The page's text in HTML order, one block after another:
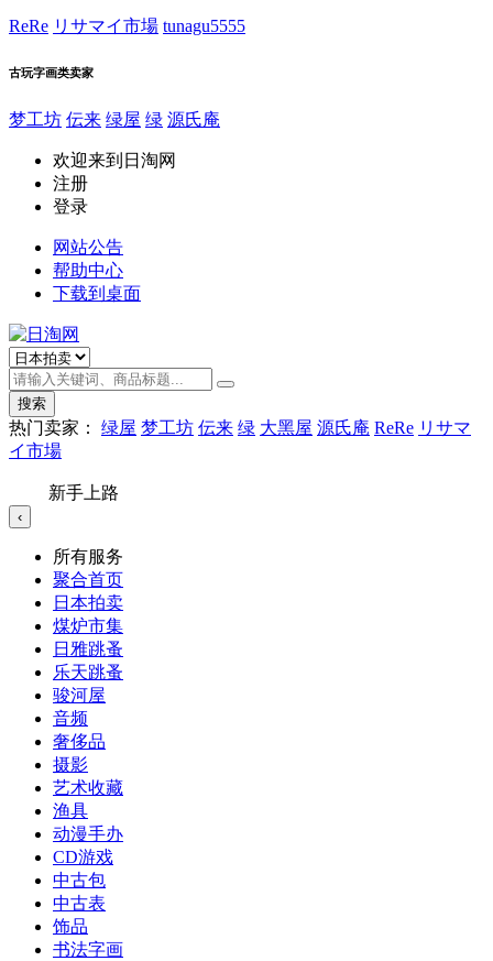
ReRe リサマイ市場 tunagu5555
古玩字画类卖家
梦工坊 伝来 绿屋 绿 源氏庵
欢迎来到日淘网
注册
登录
网站公告
帮助中心
下载到桌面
搜索
热门卖家： 绿屋 梦工坊 伝来 绿 大黑屋 源氏庵 ReRe リサマ
イ市場
新手上路
‹
所有服务
聚合首页
日本拍卖
煤炉市集
日雅跳蚤
乐天跳蚤
骏河屋
音频
奢侈品
摄影
艺术收藏
渔具
动漫手办
CD游戏
中古包
中古表
饰品
书法字画